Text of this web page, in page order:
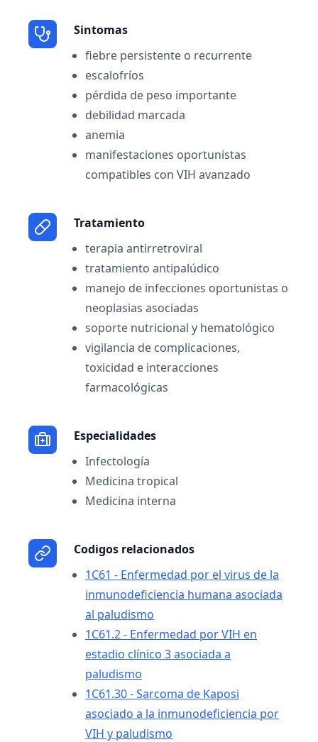
Sintomas
fiebre persistente o recurrente
escalofríos
pérdida de peso importante
debilidad marcada
anemia
manifestaciones oportunistas
compatibles con VIH avanzado
Tratamiento
terapia antirretroviral
tratamiento antipalúdico
manejo de infecciones oportunistas o
neoplasias asociadas
soporte nutricional y hematológico
vigilancia de complicaciones,
toxicidad e interacciones
farmacológicas
Especialidades
Infectología
Medicina tropical
Medicina interna
Codigos relacionados
1C61 - Enfermedad por el virus de la
inmunodeficiencia humana asociada
al paludismo
1C61.2 - Enfermedad por VIH en
estadio clínico 3 asociada a
paludismo
1C61.30 - Sarcoma de Kaposi
asociado a la inmunodeficiencia por
VIH y paludismo